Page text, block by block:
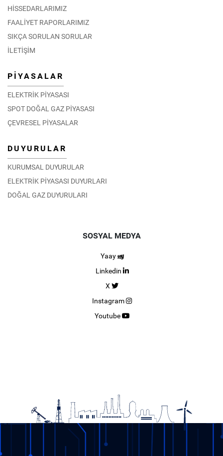
HİSSEDARLARIMIZ
FAALİYET RAPORLARIMIZ
SIKÇA SORULAN SORULAR
İLETİŞİM
PİYASALAR
ELEKTRİK PİYASASI
SPOT DOĞAL GAZ PİYASASI
ÇEVRESEL PİYASALAR
DUYURULAR
KURUMSAL DUYURULAR
ELEKTRİK PİYASASI DUYURLARI
DOĞAL GAZ DUYURULARI
SOSYAL MEDYA
Yaay
Linkedin
X
Instagram
Youtube